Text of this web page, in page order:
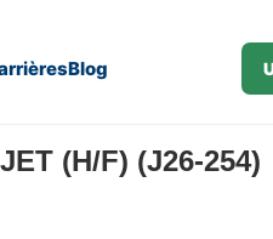
Blog
(H/F) (J26-254)